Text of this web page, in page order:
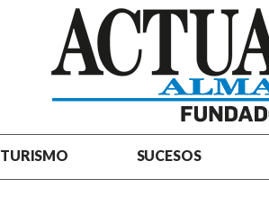
TURISMO SUCESOS